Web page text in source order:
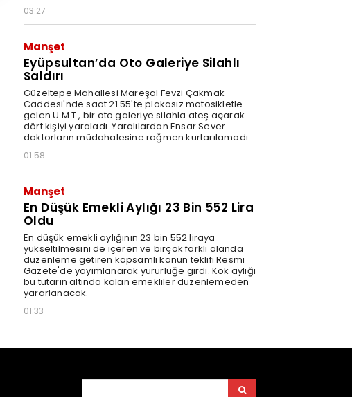
03:27
Manşet
Eyüpsultan’da Oto Galeriye Silahlı
Saldırı
Güzeltepe Mahallesi Mareşal Fevzi Çakmak
Caddesi'nde saat 21.55'te plakasız motosikletle
gelen U.M.T., bir oto galeriye silahla ateş açarak
dört kişiyi yaraladı. Yaralılardan Ensar Sever
doktorların müdahalesine rağmen kurtarılamadı.
01:58
Manşet
En Düşük Emekli Aylığı 23 Bin 552 Lira
Oldu
En düşük emekli aylığının 23 bin 552 liraya
yükseltilmesini de içeren ve birçok farklı alanda
düzenleme getiren kapsamlı kanun teklifi Resmi
Gazete'de yayımlanarak yürürlüğe girdi. Kök aylığı
bu tutarın altında kalan emekliler düzenlemeden
yararlanacak.
01:33